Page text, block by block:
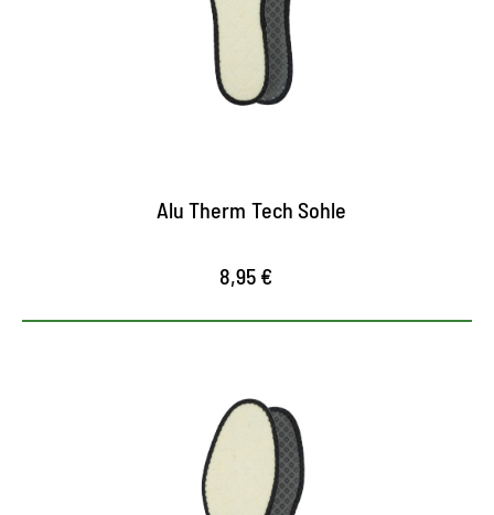
durch innovativen 4-Schicht-Aufbau
die 1. Schicht aus Wollvlies wärmt den Fuß selbst
bei niedrigen Temperaturen
Alu Therm Tech Sohle
8,95 €
Wärmende, entlastende Alu
Comfort-Sohle